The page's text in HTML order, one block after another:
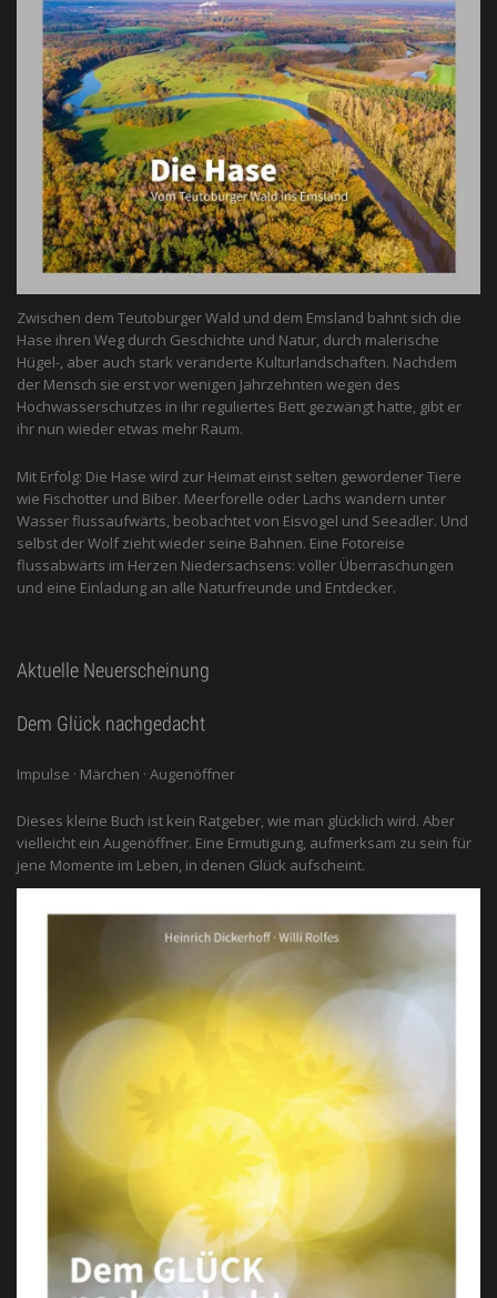
Zwischen dem Teutoburger Wald und dem Emsland bahnt sich die
Hase ihren Weg durch Geschichte und Natur, durch malerische
Hügel-, aber auch stark veränderte Kulturlandschaften. Nachdem
der Mensch sie erst vor wenigen Jahrzehnten wegen des
Hochwasserschutzes in ihr reguliertes Bett gezwängt hatte, gibt er
ihr nun wieder etwas mehr Raum.
Mit Erfolg: Die Hase wird zur Heimat einst selten gewordener Tiere
wie Fischotter und Biber. Meerforelle oder Lachs wandern unter
Wasser flussaufwärts, beobachtet von Eis­vogel und See­adler. Und
selbst der Wolf zieht wieder seine Bahnen. Eine Fotoreise
flussabwärts im Herzen Niedersachsens: voller Überraschungen
und eine Einladung an alle ­Naturfreunde und Entdecker.
Aktuelle Neuerscheinung
Dem Glück nachgedacht
Impulse · Märchen · Augenöffner
Dieses kleine Buch ist kein Ratgeber, wie man glücklich wird. Aber
vielleicht ein Augenöffner. Eine Ermutigung, aufmerksam zu sein für
jene Momente im Leben, in denen Glück aufscheint.